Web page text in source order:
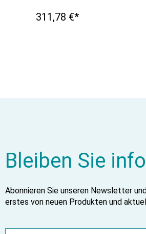
311,78 €*
Bleiben Sie
Abonnieren Sie unseren Newsletter
erstes von neuen Produkten und